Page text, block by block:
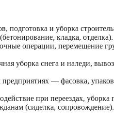
подготовка и уборка
кладка, отделка).
операции, перемещение
уборка снега и наледи,
— фасовка,
при переездах,
(сиделка, сопровождение).